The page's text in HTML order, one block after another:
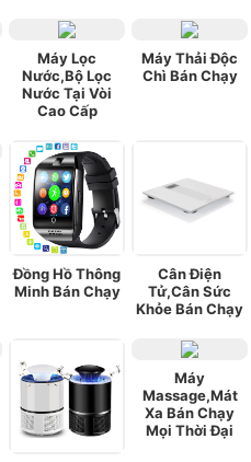
Máy Lọc
Nước,Bộ Lọc
Nước Tại Vòi
Cao Cấp
Máy Thải Độc
Chì Bán Chạy
Đồng Hồ Thông
Minh Bán Chạy
Cân Điện
Tử,Cân Sức
Khỏe Bán Chạy
Máy
Massage,Mát
Xa Bán Chạy
Mọi Thời Đại